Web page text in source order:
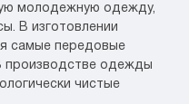
молодежную одежду,
В изготовлении
самые передовые
производстве одежды
чистые